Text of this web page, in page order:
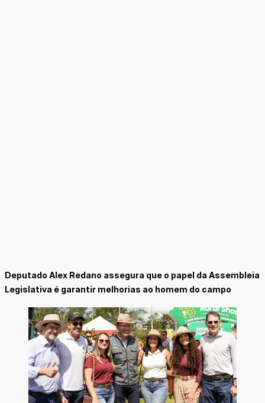
Deputado Alex Redano assegura que o papel da Assembleia
Legislativa é garantir melhorias ao homem do campo